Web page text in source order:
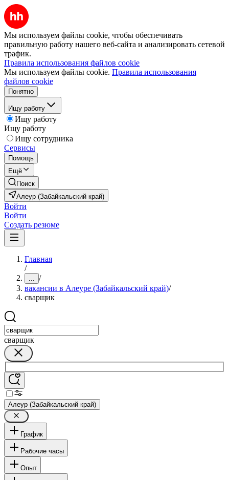
Мы используем файлы cookie, чтобы обеспечивать
правильную работу нашего веб-сайта и анализировать сетевой
трафик.
Правила использования файлов cookie
Мы используем файлы cookie. Правила использования
файлов cookie
Понятно
Ищу работу
Ищу работу
Ищу работу
Ищу сотрудника
Сервисы
Помощь
Ещё
Поиск
Алеур (Забайкальский край)
Войти
Войти
Создать резюме
Главная
/
... /
вакансии в Алеуре (Забайкальский край)/
сварщик
сварщик
Алеур (Забайкальский край)
График
Рабочие часы
Опыт